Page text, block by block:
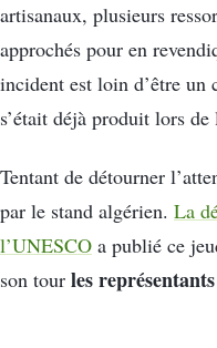
artisanaux, plusieurs
approchés pour en
incident est loin d’être un
s’était déjà produit lors
Tentant de détourner
par le stand algérien. La
l’UNESCO a publié ce
son tour les